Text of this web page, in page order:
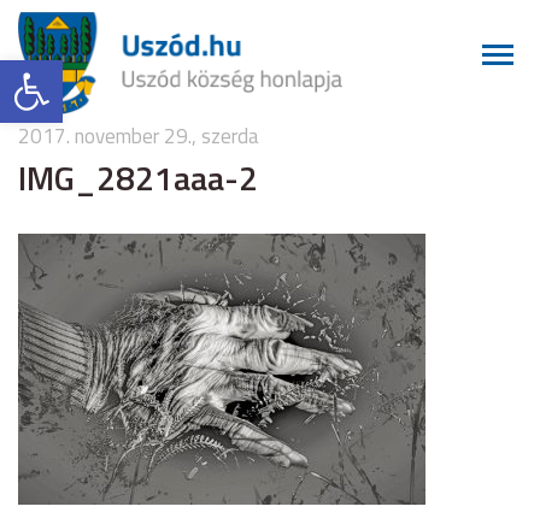
Eszköztár megnyitása
2017. november 29., szerda
IMG_2821aaa-2